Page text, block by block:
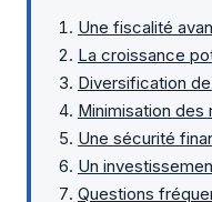
Une fiscalité
La croissance
Diversification
Minimisation
Une sécurité
Un
Questions